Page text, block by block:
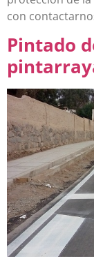
con
Pintado